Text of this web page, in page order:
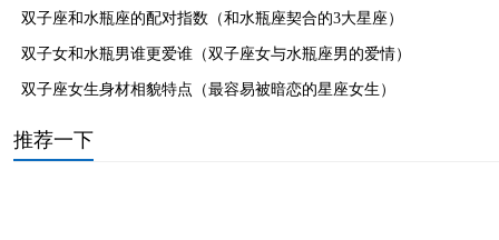
属牛
双子座和水瓶座的配对指数（和水瓶座契合的3大星座）
双子女和水瓶男谁更爱谁（双子座女与水瓶座男的爱情）
双子座女生身材相貌特点（最容易被暗恋的星座女生）
推荐一下